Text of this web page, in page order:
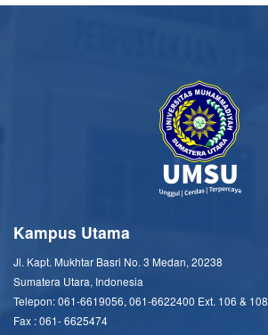
Kampus Utama
Jl. Kapt. Mukhtar Basri No. 3 Medan, 20238
Sumatera Utara, Indonesia
Telepon: 061-6619056, 061-6622400 Ext. 106 & 108
Fax : 061- 6625474